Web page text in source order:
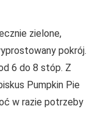
zielone,
pokrój.
6 do 8 stóp. Z
Pumpkin Pie
w razie potrzeby